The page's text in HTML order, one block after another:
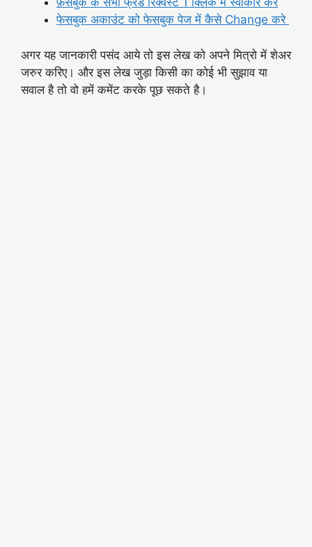
फेसबुक अकाउंट को फेसबुक पेज में कैसे Change करे
अगर यह जानकारी पसंद आये तो इस लेख को अपने मित्रो में शेअर
जरुर करिए। और इस लेख जुड़ा किसी का कोई भी सुझाव या
सवाल है तो वो हमें कमेंट करके पूछ सकते है।